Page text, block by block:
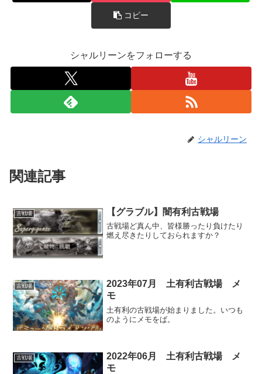
コピー
シャルリーンをフォローする
シャルリーン
関連記事
古戦場 【グラブル】闇有利古戦場
古戦場ど真ん中、皆様勝ったり負けたり
燃え尽きたりしておられますか？
古戦場
2023年07月 土有利古戦場 メ
モ
土有利の古戦場が始まりました。いつも
のようにメモをば。
古戦場
2022年06月 土有利古戦場 メ
モ